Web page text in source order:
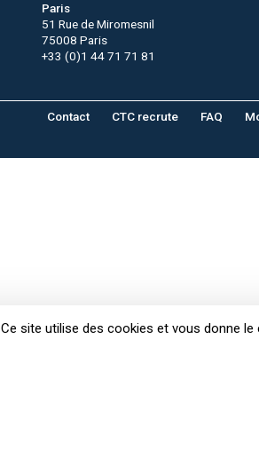
Ce site utilise des cookies et vous donne
Paris
51 Rue de Miromesnil
75008 Paris
+33 (0)1 44 71 71 81
Contact CTC recrute FAQ